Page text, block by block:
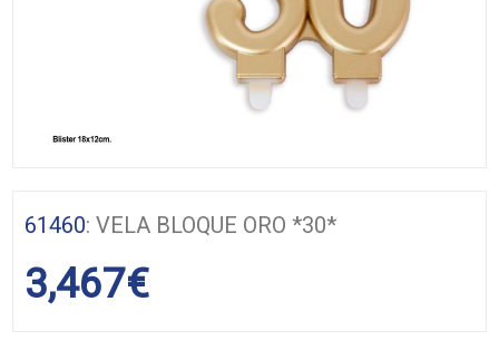
61460: VELA BLOQUE ORO *30*
3,467€